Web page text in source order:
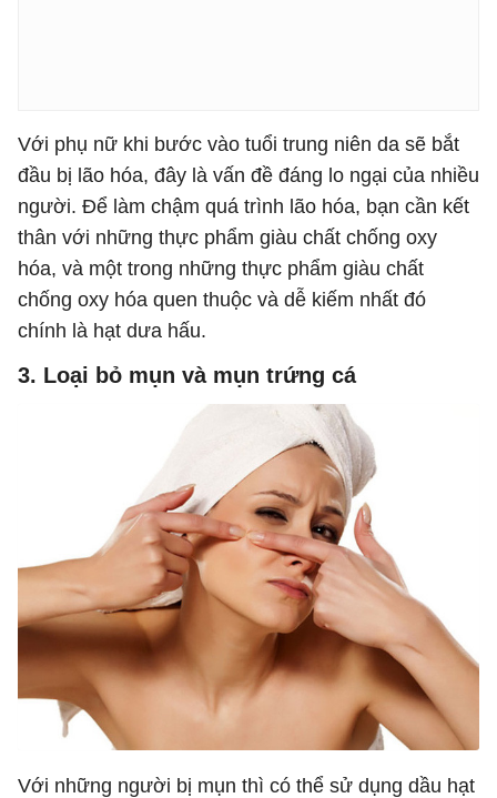
Với phụ nữ khi bước vào tuổi trung niên da sẽ bắt
đầu bị lão hóa, đây là vấn đề đáng lo ngại của nhiều
người. Để làm chậm quá trình lão hóa, bạn cần kết
thân với những thực phẩm giàu chất chống oxy
hóa, và một trong những thực phẩm giàu chất
chống oxy hóa quen thuộc và dễ kiếm nhất đó
chính là hạt dưa hấu.
3. Loại bỏ mụn và mụn trứng cá
Với những người bị mụn thì có thể sử dụng dầu hạt